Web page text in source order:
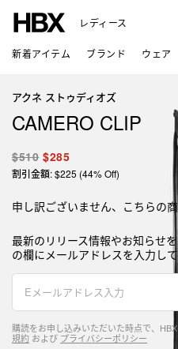
レディース
新着アイテム ブランド ウェア
アクネ ストゥディオズ
CAMERO CLIP
$510 $285
割引金額: $225 (44% Off)
申し訳ございません、こちらの
最新のリリース情報やお知らせ
の欄にメールアドレスを入力して
購読をお申し込みいただいた時点で、
規約 および プライバシーポリシー